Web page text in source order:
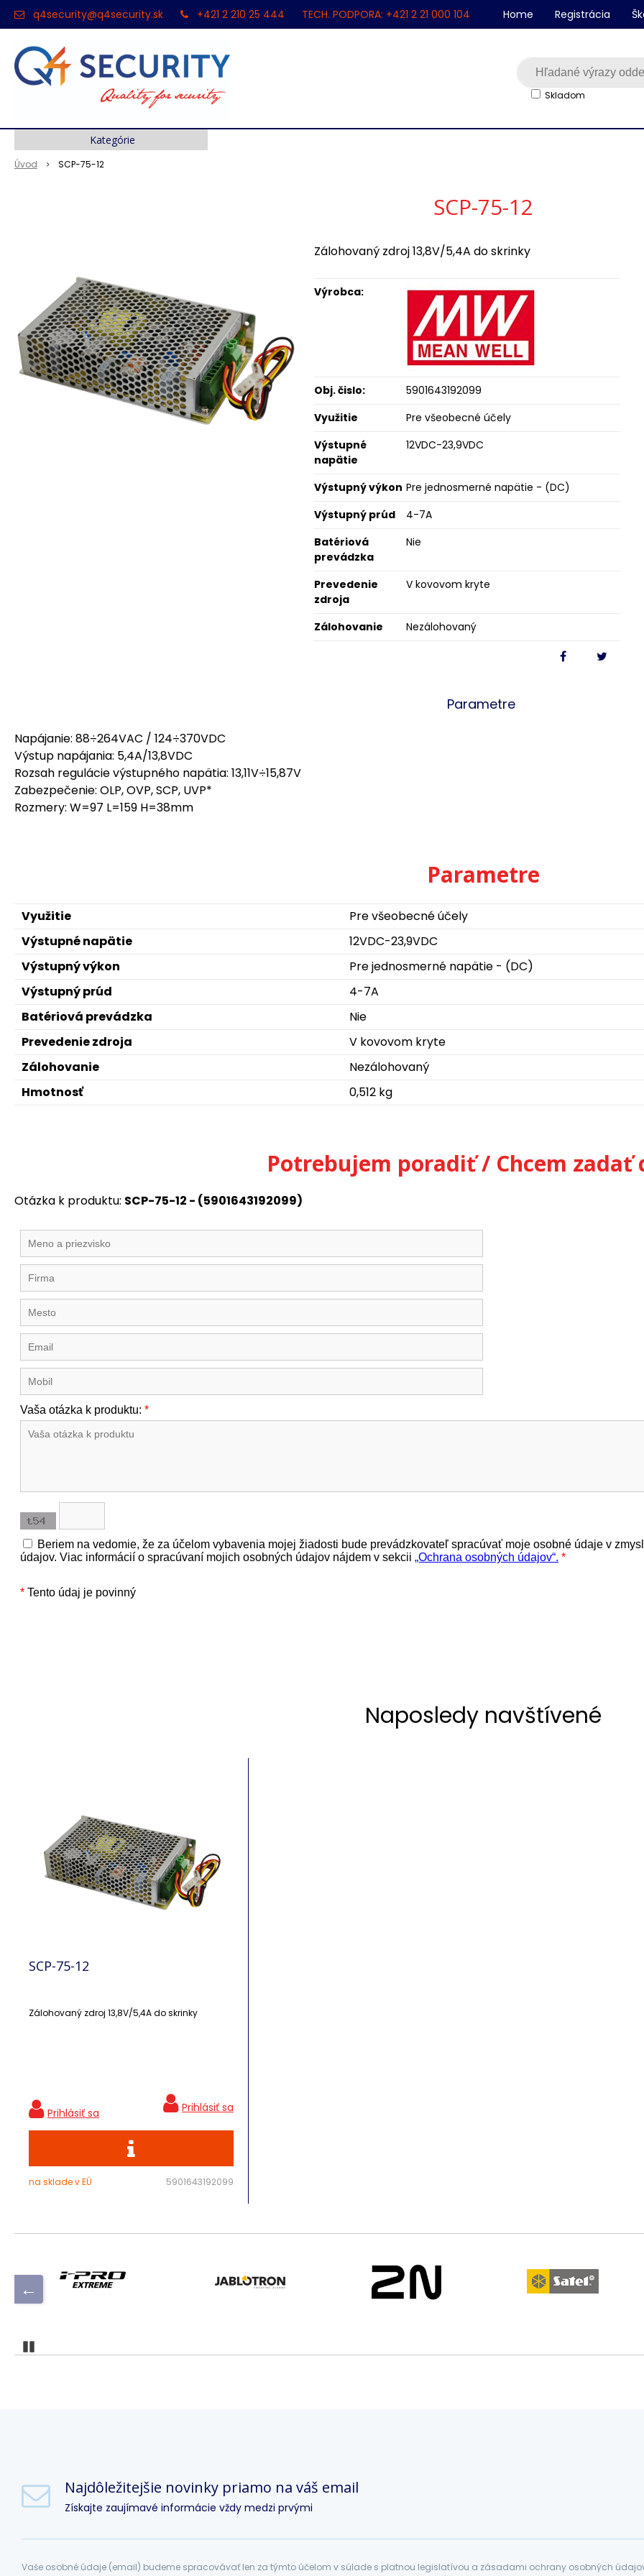
q4security@q4security.sk +421 2 210 25 444 TECH. PODPORA: +421 2 21 000 104
Skladom
Home Registrácia
Úvod SCP-75-12
SCP-75-12
Zálohovaný zdroj 13,8V/5,4A do skrinky
Výrobca:
Obj. čislo:
5901643192099
Využitie
Pre všeobecné účely
Výstupné
napätie
12VDC-23,9VDC
Výstupný výkon Pre jednosmerné napätie - (DC)
Výstupný prúd
4-7A
Batériová
prevádzka
Nie
Prevedenie
zdroja
V kovovom kryte
Zálohovanie Nezálohovaný
Parametre
Napájanie: 88÷264VAC / 124÷370VDC
Výstup napájania: 5,4A/13,8VDC
Rozsah regulácie výstupného napätia: 13,11V÷15,87V
Zabezpečenie: OLP, OVP, SCP, UVP*
Rozmery: W=97 L=159 H=38mm
Parametre
Využitie
Pre všeobecné účely
Výstupné napätie
12VDC-23,9VDC
Výstupný výkon
Pre jednosmerné napätie - (DC)
Výstupný prúd
4-7A
Batériová prevádzka
Nie
Prevedenie zdroja
V kovovom kryte
Zálohovanie
Nezálohovaný
Hmotnosť
0,512 kg
Potrebujem poradiť / Chcem zadať
Otázka k produktu: SCP-75-12 - (5901643192099)
Naposledy navštívené
SCP-75-12
Zálohovaný zdroj 13,8V/5,4A do skrinky
na sklade v EÚ 5901643192099
Kategórie
Najdôležitejšie novinky priamo na váš email
Získajte zaujímavé informácie vždy medzi prvými
Vaše osobné údaje (email) budeme spracovávať len za týmto účelom v súlade s platnou legislatívou a zásadami ochrany osobných